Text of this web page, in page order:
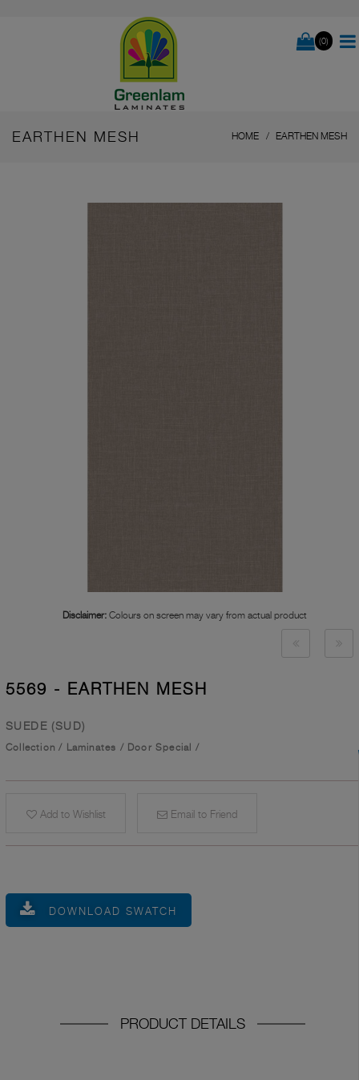
(0)
EARTHEN MESH HOME EARTHEN MESH
Disclaimer: Colours on screen may vary from actual product
5569 - EARTHEN MESH
SUEDE (SUD)
Collection / Laminates / Door Special /
Add to Wishlist Email to Friend
DOWNLOAD SWATCH
PRODUCT DETAILS